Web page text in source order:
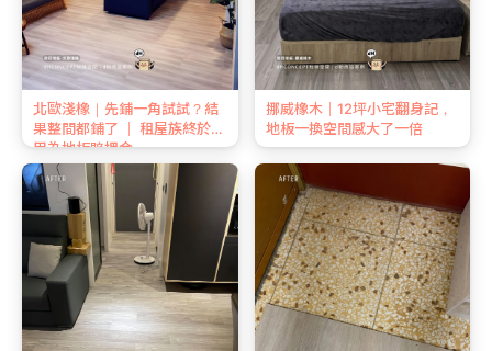
北歐淺橡｜先鋪一角試試？結
果整間都鋪了 ｜ 租屋族終於不
用為地板賠押金
挪威橡木｜12坪小宅翻身記，
地板一換空間感大了一倍